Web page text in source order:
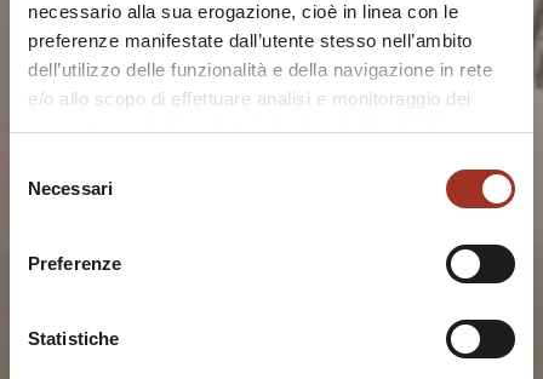
necessario alla sua erogazione, cioè in linea con le
preferenze manifestate dall’utente stesso nell’ambito
dell’utilizzo delle funzionalità e della navigazione in rete
e/o allo scopo di effettuare analisi e monitoraggio dei
comportamenti dei visitatori di siti web. Condividiamo
nostro sito, con i nostri partner che si occupano di analisi
dei dati web, pubblicità e social media, i quali potrebbero
combinarle con altre informazioni che l'utente ha fornito
loro o che sono stati raccolti durante l'utilizzo dei loro
Chiudendo questo disclaimer si prosegue la navigazione
solo con i cookie tecnici necessari. A questa pagina è
delNecessari
Preferenze
Statistiche